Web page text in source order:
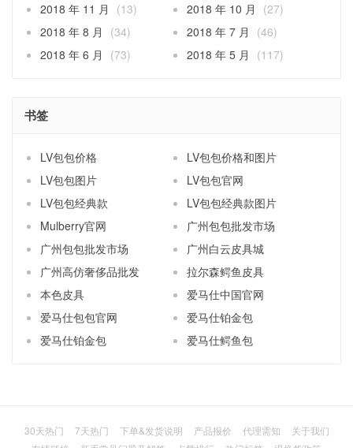
2018 年 11 月
(13) 2018 年 10 月
(27)
2018 年 8 月
(34) 2018 年 7 月
(46)
2018 年 6 月
(73) 2018 年 5 月 (117)
书签
LV包包价格
LV包包价格和图片
LV包包图片
LV包包官网
LV包包经典款
LV包包经典款图片
Mulberry官网
广州包包批发市场
广州包包批发市场
广州白云皮具城
广州高仿奢侈品批发
拉尔森鳄鱼皮具
本色皮具
爱马仕中国官网
爱马仕包包官网
爱马仕铂金包
爱马仕铂金包
爱马仕鳄鱼包
30天热门 7天热门 下单&发货说明 产品报价 代理需知
关于我们